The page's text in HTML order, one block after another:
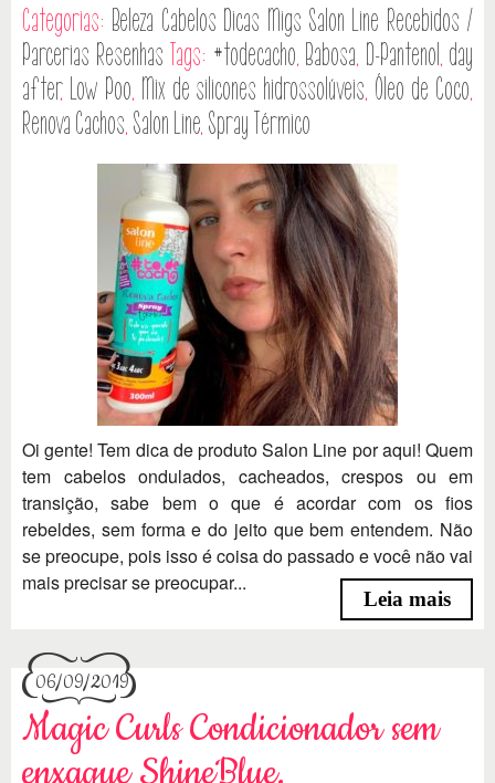
Categorias: Beleza Cabelos Dicas Migs Salon Line Recebidos /
Parcerias Resenhas Tags: #todecacho, Babosa, D-Pantenol, day
after, Low Poo, Mix de silicones hidrossolúveis, Óleo de Coco,
Renova Cachos, Salon Line, Spray Térmico
Oi gente! Tem dica de produto Salon Line por aqui! Quem
tem cabelos ondulados, cacheados, crespos ou em
transição, sabe bem o que é acordar com os fios
rebeldes, sem forma e do jeito que bem entendem. Não
se preocupe, pois isso é coisa do passado e você não vai
mais precisar se preocupar...
Leia mais
06/09/2019
Magic Curls Condicionador sem